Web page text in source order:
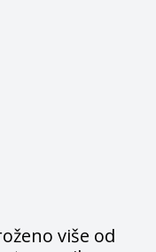
više od